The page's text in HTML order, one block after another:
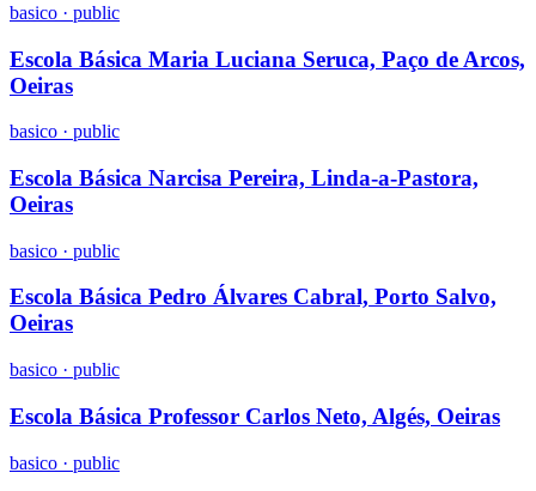
basico · public
Escola Básica Maria Luciana Seruca, Paço de Arcos,
Oeiras
basico · public
Escola Básica Narcisa Pereira, Linda-a-Pastora,
Oeiras
basico · public
Escola Básica Pedro Álvares Cabral, Porto Salvo,
Oeiras
basico · public
Escola Básica Professor Carlos Neto, Algés, Oeiras
basico · public